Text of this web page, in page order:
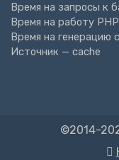
Время на запросы к
Время на работу
Время на генерацию
Источник — cache
©2014-